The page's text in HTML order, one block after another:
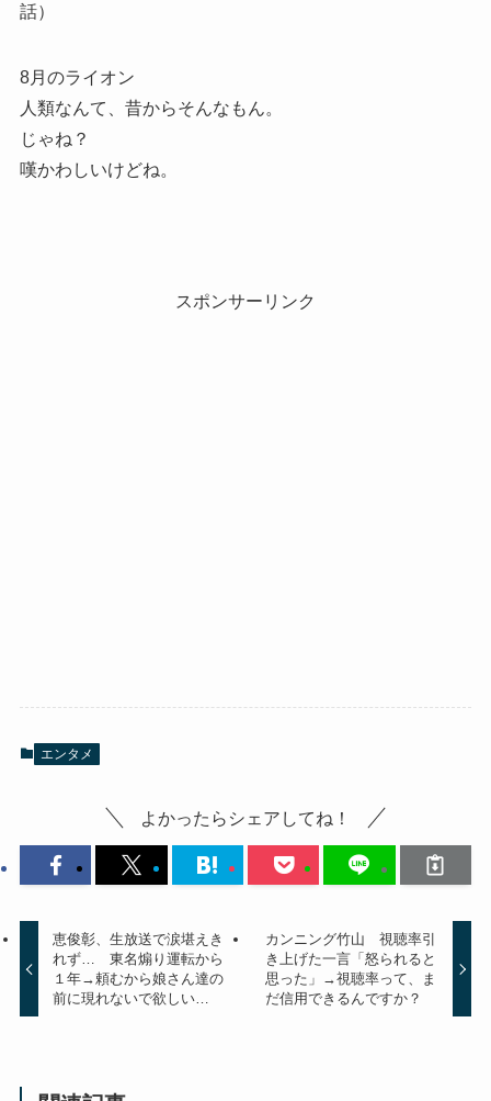
話）
8月のライオン
人類なんて、昔からそんなもん。
じゃね？
嘆かわしいけどね。
スポンサーリンク
エンタメ
よかったらシェアしてね！
恵俊彰、生放送で涙堪えき
れず… 東名煽り運転から
１年→頼むから娘さん達の
前に現れないで欲しい…
カンニング竹山 視聴率引
き上げた一言「怒られると
思った」→視聴率って、ま
だ信用できるんですか？